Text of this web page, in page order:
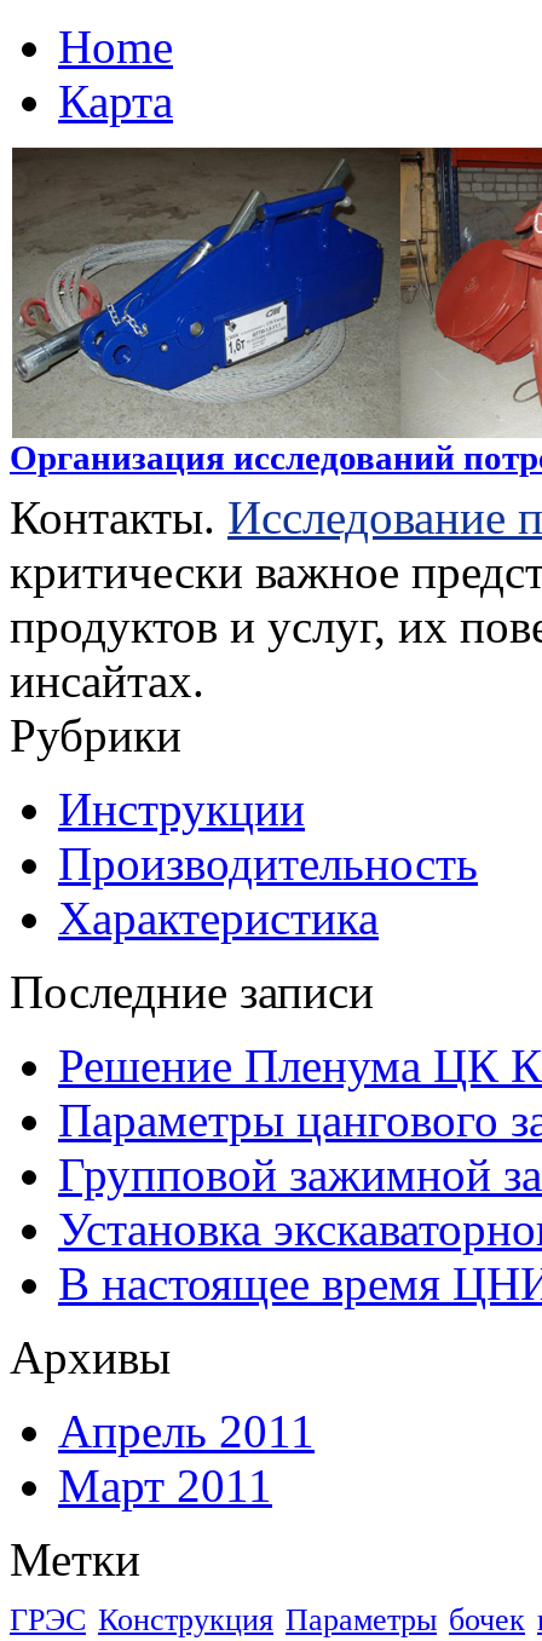
Home
Карта
Организация исследований
Контакты. Исследование
критически важное
продуктов и услуг, их
инсайтах.
Рубрики
Инструкции
Производительность
Характеристика
Последние записи
Решение Пленума ЦК
Параметры цангового
Групповой зажимной
Установка
В настоящее время
Архивы
Апрель 2011
Март 2011
Метки
ГРЭС Конструкция Параметры бочек